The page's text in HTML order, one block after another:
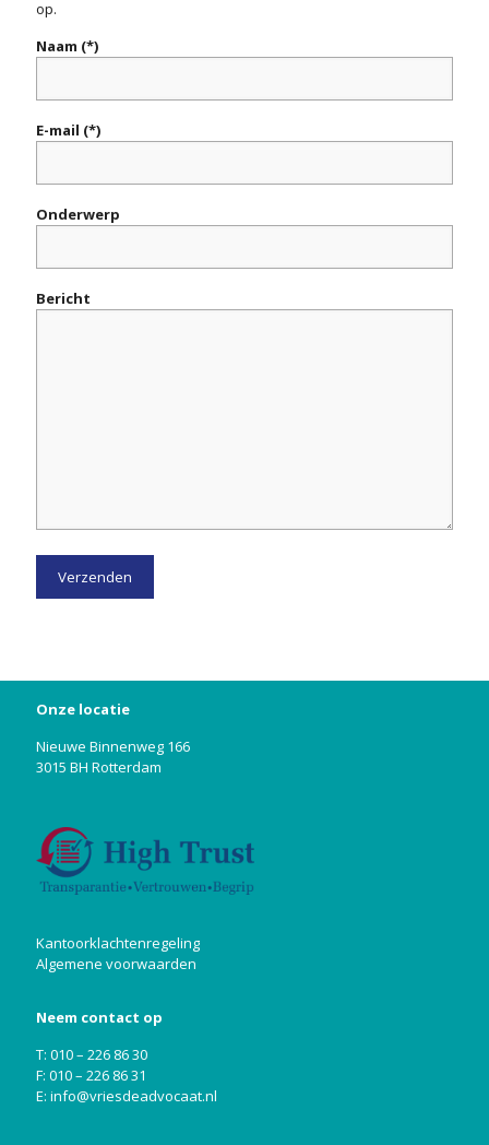
op.
Naam (*)
E-mail (*)
Onderwerp
Bericht
Onze locatie
Nieuwe Binnenweg 166
3015 BH Rotterdam
Kantoorklachtenregeling
Algemene voorwaarden
Neem contact op
T: 010 – 226 86 30
F: 010 – 226 86 31
E: info@vriesdeadvocaat.nl